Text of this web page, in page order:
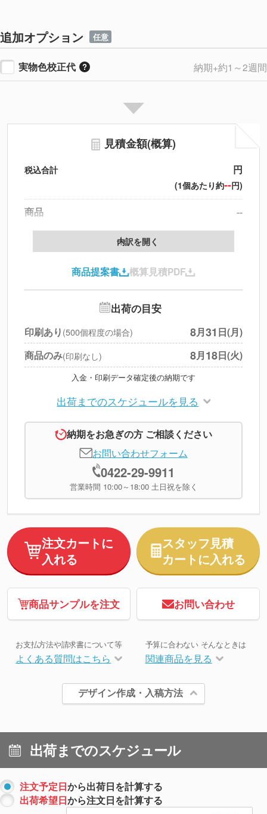
追加オプション 任意
実物色校正代 納期+約1～2週間
見積金額(概算)
税込合計 円
(1個あたり約--円)
商品
--
製版代
印刷代
北海道・沖縄・離島 別途
※上記小計は税別です
内訳を開く
商品提案書 概算見積PDF
出荷の目安
印刷あり (500個程度の場合) 8月31 日(月)
商品のみ(印刷なし) 8月18日(火)
入金・印刷データ確定後の納期です
出荷までのスケジュールを見る
納期をお急ぎの方 ご相談ください
お問い合わせフォーム
0422-29-9911
営業時間 10:00～18:00 土日祝を除く
注文カートに
入れる
スタッフ見積
カートに入れる
商品サンプルを注文 お問い合わせ
お支払方法や請求書について等
よくある質問はこちら
予算に合わない そんなときは
関連商品を見る
デザイン作成・入稿方法
出荷までのスケジュール
注文予定日から出荷日を計算する
出荷希望日から注文日を計算する